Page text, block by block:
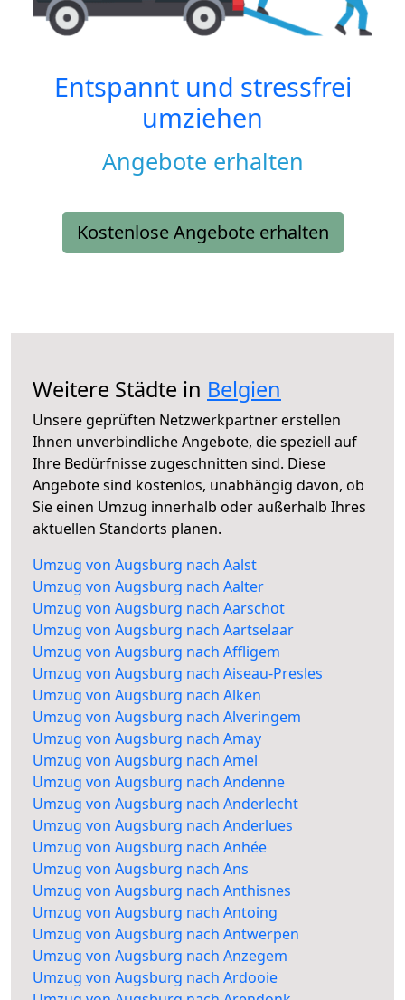
Entspannt und stressfrei
umziehen
Angebote erhalten
Kostenlose Angebote erhalten
Weitere Städte in Belgien
Unsere geprüften Netzwerkpartner erstellen
Ihnen unverbindliche Angebote, die speziell auf
Ihre Bedürfnisse zugeschnitten sind. Diese
Angebote sind kostenlos, unabhängig davon, ob
Sie einen Umzug innerhalb oder außerhalb Ihres
aktuellen Standorts planen.
Umzug von Augsburg nach Aalst
Umzug von Augsburg nach Aalter
Umzug von Augsburg nach Aarschot
Umzug von Augsburg nach Aartselaar
Umzug von Augsburg nach Affligem
Umzug von Augsburg nach Aiseau-Presles
Umzug von Augsburg nach Alken
Umzug von Augsburg nach Alveringem
Umzug von Augsburg nach Amay
Umzug von Augsburg nach Amel
Umzug von Augsburg nach Andenne
Umzug von Augsburg nach Anderlecht
Umzug von Augsburg nach Anderlues
Umzug von Augsburg nach Anhée
Umzug von Augsburg nach Ans
Umzug von Augsburg nach Anthisnes
Umzug von Augsburg nach Antoing
Umzug von Augsburg nach Antwerpen
Umzug von Augsburg nach Anzegem
Umzug von Augsburg nach Ardooie